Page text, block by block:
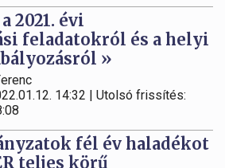
2021. évi
feladatokról és a helyi
»
14:32 | Utolsó frissítés:
fél év haladékot
teljes körű